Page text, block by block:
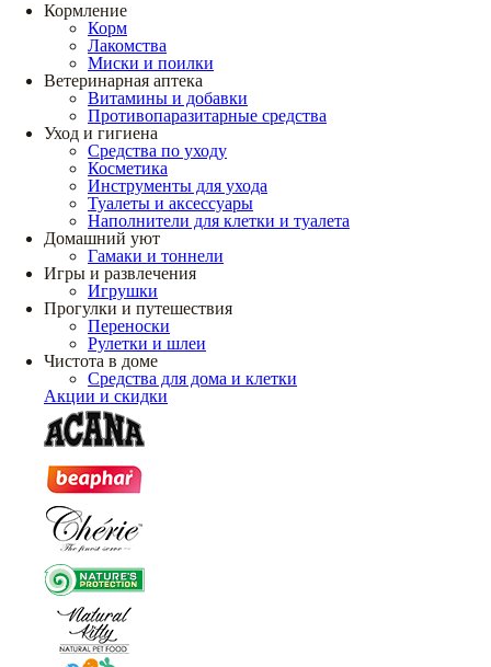
Кормление
Корм
Лакомства
Миски и поилки
Ветеринарная аптека
Витамины и добавки
Противопаразитарные средства
Уход и гигиена
Средства по уходу
Косметика
Инструменты для ухода
Туалеты и аксессуары
Наполнители для клетки и туалета
Домашний уют
Гамаки и тоннели
Игры и развлечения
Игрушки
Прогулки и путешествия
Переноски
Рулетки и шлеи
Чистота в доме
Средства для дома и клетки
Акции и скидки